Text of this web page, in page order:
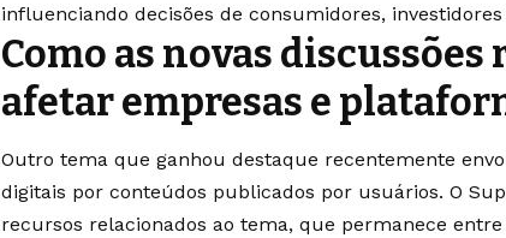
influenciando decisões de consumidores,
Como as novas
afetar empresas e
Outro tema que ganhou destaque recentemente
digitais por conteúdos publicados por usuários. O
recursos relacionados ao tema, que permanece